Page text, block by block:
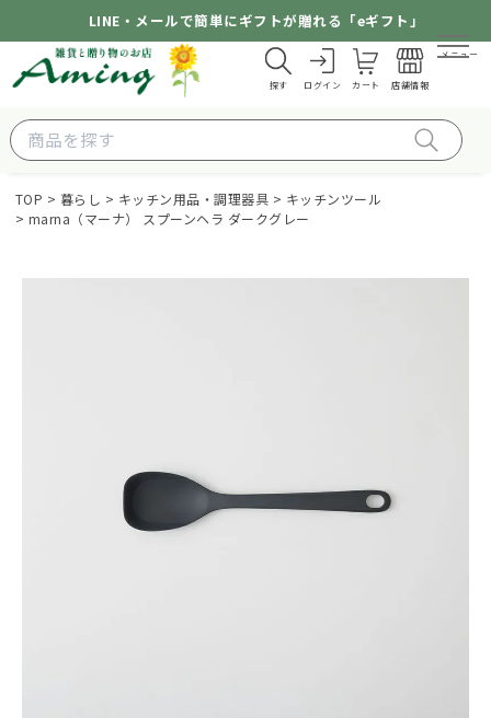
LINE・メールで簡単にギフトが贈れる「eギフト」
探す ログイン カート 店舗情報
メニュー
TOP 暮らし キッチン用品・調理器具
キッチンツール
marna（マーナ） スプーンヘラ ダークグレー